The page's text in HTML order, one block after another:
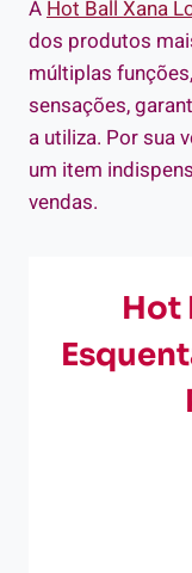
A Hot Ball Xana
dos produtos
múltiplas
sensações,
a utiliza. Por sua
um item
vendas.
Hot